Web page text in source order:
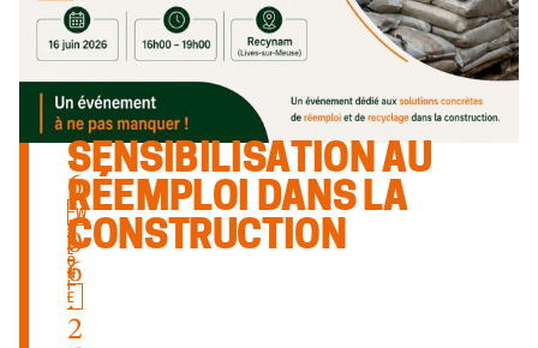
1
6
.
0
6
.
2
W
A
L
L
O
N
I
E
SENSIBILISATION AU
RÉEMPLOI DANS LA
CONSTRUCTION